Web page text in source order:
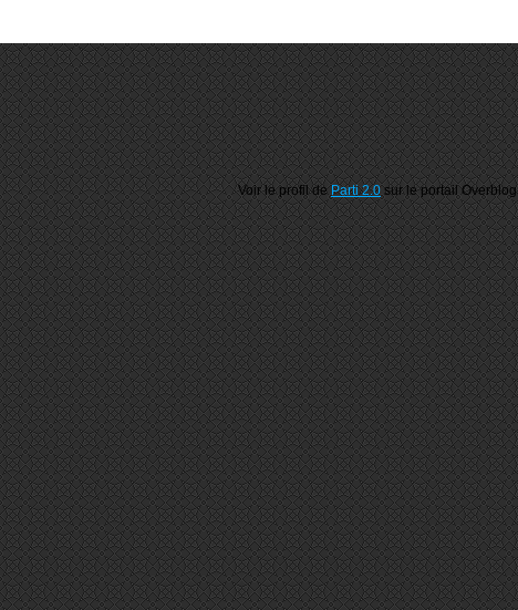
Voir le profil deParti 2.0sur le portail Overblog